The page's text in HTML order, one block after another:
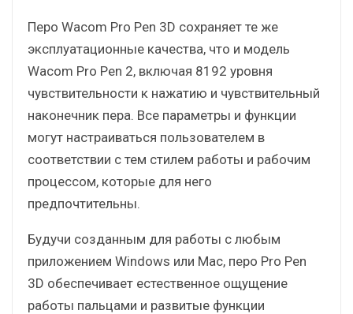
Перо Wacom Pro Pen 3D сохраняет те же
эксплуатационные качества, что и модель
Wacom Pro Pen 2, включая 8192 уровня
чувствительности к нажатию и чувствительный
наконечник пера. Все параметры и функции
могут настраиваться пользователем в
соответствии с тем стилем работы и рабочим
процессом, которые для него
предпочтительны.
Будучи созданным для работы с любым
приложением Windows или Mac, перо Pro Pen
3D обеспечивает естественное ощущение
работы пальцами и развитые функции